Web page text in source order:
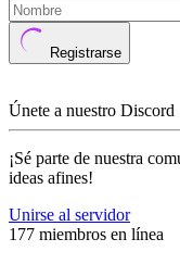
Registrarse
Únete a nuestro Discord
¡Sé parte de nuestra
ideas afines!
Unirse al servidor
177 miembros en línea